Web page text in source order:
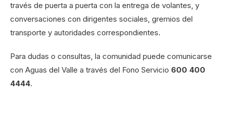
través de puerta a puerta con la entrega de volantes, y
conversaciones con dirigentes sociales, gremios del
transporte y autoridades correspondientes.
Para dudas o consultas, la comunidad puede comunicarse
con Aguas del Valle a través del Fono Servicio 600 400
4444.